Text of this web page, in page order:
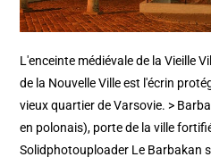
L'enceinte médiévale de la Vieille
de la Nouvelle Ville est l'écrin
vieux quartier de Varsovie. >
en polonais), porte de la ville
Solidphotouploader Le Barbakan